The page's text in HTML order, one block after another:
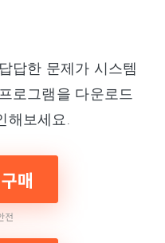
답한 문제가 시스템
로그램을 다운로드
보세요.